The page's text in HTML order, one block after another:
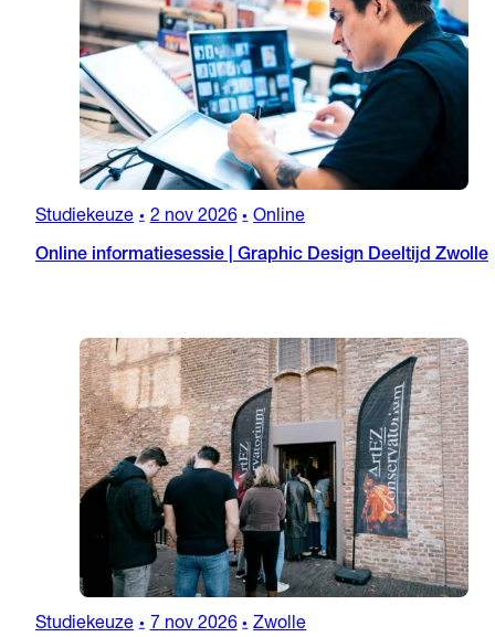
Studiekeuze • 2 nov 2026 • Online
Online informatiesessie | Graphic Design Deeltijd Zwolle
Studiekeuze • 7 nov 2026 • Zwolle